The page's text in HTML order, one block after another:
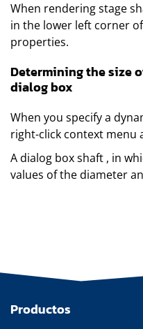
When rendering stage
in the lower left corner
properties.
Determining the size
dialog box
When you specify a
right-click context menu
A dialog box shaft , in
values of the diameter
Productos